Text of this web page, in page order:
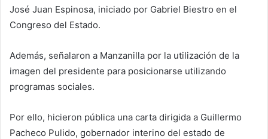
José Juan Espinosa, iniciado por Gabriel Biestro en el
Congreso del Estado.
Además, señalaron a Manzanilla por la utilización de la
imagen del presidente para posicionarse utilizando
programas sociales.
Por ello, hicieron pública una carta dirigida a Guillermo
Pacheco Pulido, gobernador interino del estado de